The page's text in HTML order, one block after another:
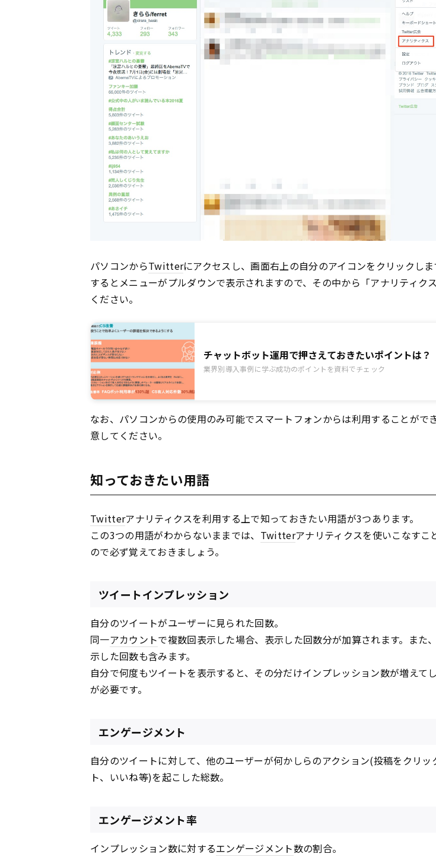
パソコンからTwitterにアクセスし、画面右上の自分のアイコンをクリックしま
するとメニューがプルダウンで表示されますので、その中から「アナリティク
ください。
チャットボット運用で押さえておきたいポイントは？
業界別導入事例に学ぶ成功のポイントを資料でチェック
なお、パソコンからの使用のみ可能でスマートフォンからは利用することがで
意してください。
知っておきたい用語
Twitterアナリティクスを利用する上で知っておきたい用語が3つあります。
この3つの用語がわからないままでは、 Twitterアナリティクスを使いこなすこ
ので必ず覚えておきましょう。
ツイートインプレッション
自分のツイートがユーザーに見られた回数。
同一アカウントで複数回表示した場合、表示した回数分が加算されます。また
示した回数も含みます。
自分で何度もツイートを表示すると、その分だけインプレッション数が増えて
が必要です。
エンゲージメント
自分のツイートに対して、他のユーザーが何かしらのアクション(投稿をクリッ
ト、いいね等)を起こした総数。
エンゲージメント率
インプレッション数に対するエンゲージメント数の割合。